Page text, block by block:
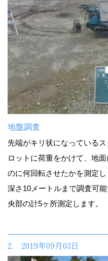
地盤調査
先端がキリ状になっている
ロットに荷重をかけて、地
のに何回転させたかを測定し
深さ10メートルまで調査可
央部の計5ヶ所測定します。
2. 2019年09月03日